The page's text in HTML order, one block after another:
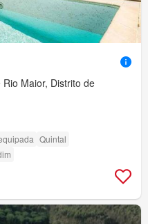
Maior, Distrito de
Quintal